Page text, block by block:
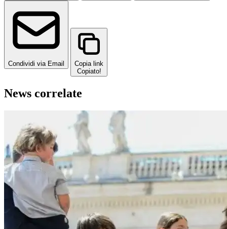
Condividi via Email
Copia link
Copiato!
News correlate